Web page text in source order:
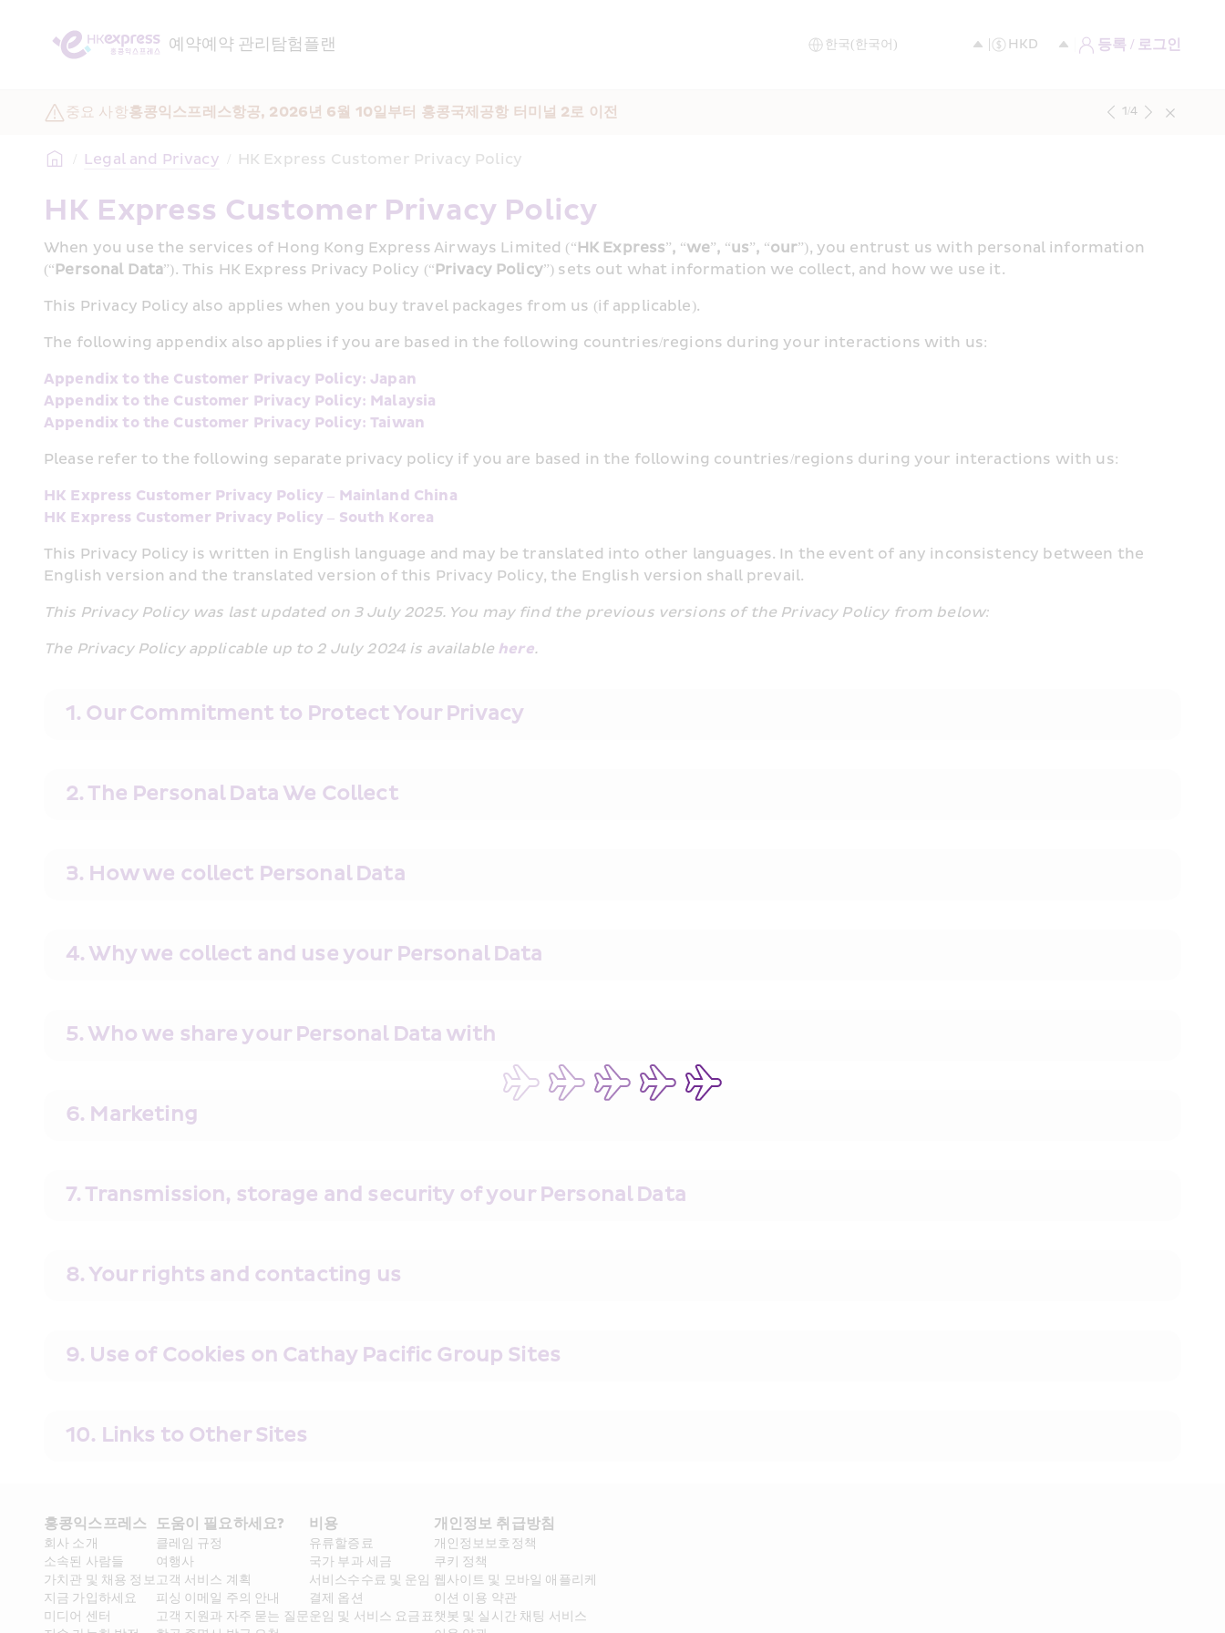
예약예약 관리 탐험플랜 등록 / 로그인
중요 사항홍콩익스프레스항공, 2026년 6월 10일부터 홍콩국제공항 터미널 2로 이전 1/4
/ Legal and Privacy / HK Express Customer Privacy Policy
HK Express Customer Privacy Policy
When you use the services of Hong Kong Express Airways Limited (“HK Express”, “we”, “us”, “our”), you entrust us with personal information
(“Personal Data”). This HK Express Privacy Policy (“Privacy Policy”) sets out what information we collect, and how we use it.
This Privacy Policy also applies when you buy travel packages from us (if applicable).
The following appendix also applies if you are based in the following countries/regions during your interactions with us:
Appendix to the Customer Privacy Policy: Japan
Appendix to the Customer Privacy Policy: Malaysia
Appendix to the Customer Privacy Policy: Taiwan
Please refer to the following separate privacy policy if you are based in the following countries/regions during your interactions with us:
HK Express Customer Privacy Policy – Mainland China
HK Express Customer Privacy Policy – South Korea
This Privacy Policy is written in English language and may be translated into other languages. In the event of any inconsistency between the
English version and the translated version of this Privacy Policy, the English version shall prevail.
This Privacy Policy was last updated on 3 July 2025. You may find the previous versions of the Privacy Policy from below:
The Privacy Policy applicable up to 2 July 2024 is available here.
1. Our Commitment to Protect Your Privacy
2. The Personal Data We Collect
3. How we collect Personal Data
4. Why we collect and use your Personal Data
5. Who we share your Personal Data with
6. Marketing
7. Transmission, storage and security of your Personal Data
8. Your rights and contacting us
9. Use of Cookies on Cathay Pacific Group Sites
10. Links to Other Sites
홍콩익스프레스​
회사 소개​
소속된 사람들
가치관 및 채용 정보​
지금 가입하세요
미디어 센터
도움이 필요하세요?
클레임 규정
여행사
고객 서비스 계획
피싱 이메일 주의 안내
고객 지원과 자주 묻는 질문
비용
유류할증료
국가 부과 세금
서비스수수료 및 운임
결제 옵션
운임 및 서비스 요금표
개인정보 취급방침
개인정보보호정책
쿠키 정책
웹사이트 및 모바일 애플리케
이션 이용 약관
챗봇 및 실시간 채팅 서비스